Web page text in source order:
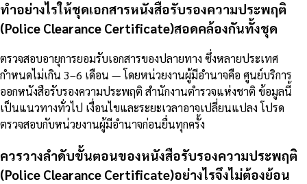
ทำอย่างไรให้ชุดเอกสารหนังสือรับรองความประพฤติ
(Police Clearance Certificate)สอดคล้องกันทั้งชุด
ตรวจสอบอายุการยอมรับเอกสารของปลายทาง ซึ่งหลายประเทศ
กำหนดไม่เกิน 3–6 เดือน — โดยหน่วยงานผู้มีอำนาจคือ ศูนย์บริการ
ออกหนังสือรับรองความประพฤติ สำนักงานตำรวจแห่งชาติ ข้อมูลนี้
เป็นแนวทางทั่วไป เงื่อนไขและระยะเวลาอาจเปลี่ยนแปลง โปรด
ตรวจสอบกับหน่วยงานผู้มีอำนาจก่อนยื่นทุกครั้ง
ควรวางลำดับขั้นตอนของหนังสือรับรองความประพฤติ
(Police Clearance Certificate)อย่างไรจึงไม่ต้องย้อน